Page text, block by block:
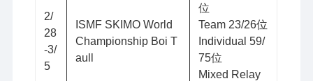
2/
28
-3/
5
ISMF SKIMO World
Championship Boi T
aull
位
Team 23/26位
Individual 59/
75位
Mixed Relay